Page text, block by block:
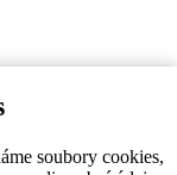
soubory cookies,